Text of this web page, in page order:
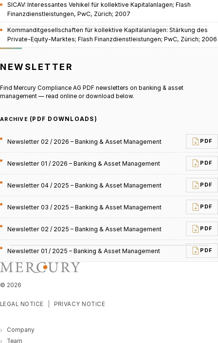
SICAV: Interessantes Vehikel für kollektive Kapitalanlagen; Flash
Finanzdienstleistungen, PwC, Zürich; 2007
Kommanditgesellschaften für kollektive Kapitalanlagen: Stärkung des
Private-Equity-Marktes; Flash Finanzdienstleistungen; PwC, Zürich; 2006
NEWSLETTER
Find Mercury Compliance AG PDF newsletters on banking & asset
management — read online or download below.
ARCHIVE (PDF DOWNLOADS)
Newsletter 02 / 2026 – Banking & Asset Management PDF
Newsletter 01 / 2026 – Banking & Asset Management PDF
Newsletter 04 / 2025 – Banking & Asset Management PDF
Newsletter 03 / 2025 – Banking & Asset Management PDF
Newsletter 02 / 2025 – Banking & Asset Management PDF
Newsletter 01 / 2025 – Banking & Asset Management PDF
© 2026
LEGAL NOTICE PRIVACY NOTICE
Company
Team